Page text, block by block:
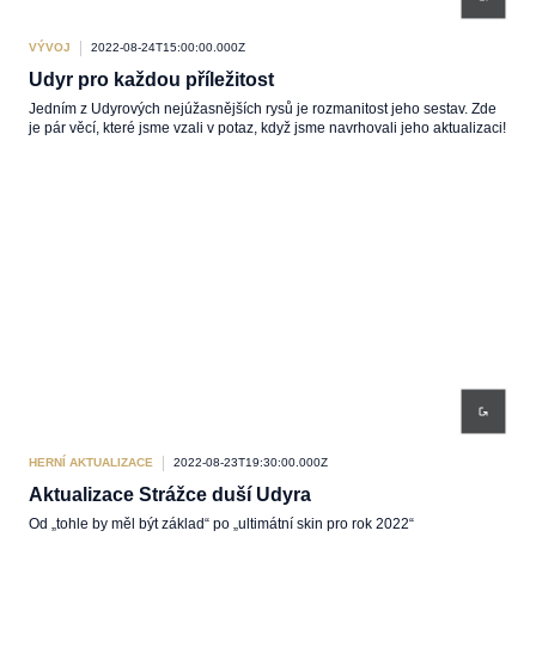
VÝVOJ 2022-08-24T15:00:00.000Z
Udyr pro každou příležitost
Jedním z Udyrových nejúžasnějších rysů je rozmanitost jeho sestav. Zde
je pár věcí, které jsme vzali v potaz, když jsme navrhovali jeho aktualizaci!
HERNÍ AKTUALIZACE 2022-08-23T19:30:00.000Z
Aktualizace Strážce duší Udyra
Od „tohle by měl být základ“ po „ultimátní skin pro rok 2022“